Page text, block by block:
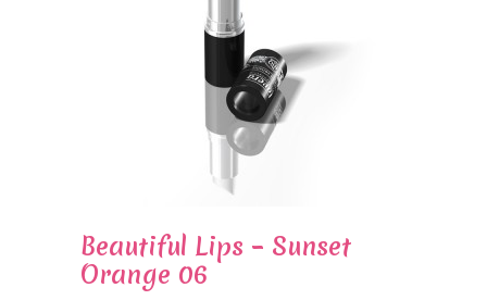
Beautiful Lips – Sunset
Orange 06